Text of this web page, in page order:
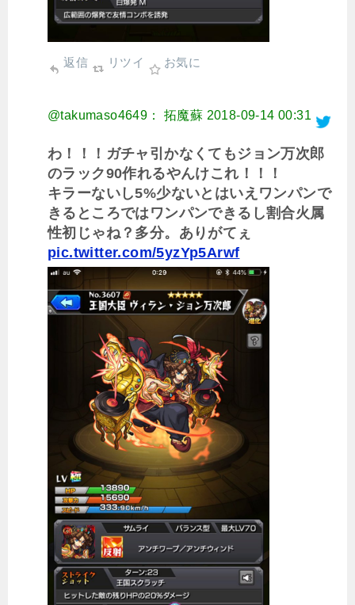
返信 リツイ お気に
@takumaso4649： 拓魔蘇 2018-09-14 00:31
わ！！！ガチャ引かなくてもジョン万次郎
のラック90作れるやんけこれ！！！
キラーないし5%少ないとはいえワンパンで
きるところではワンパンできるし割合火属
性初じゃね？多分。ありがてぇ
pic.twitter.com/5yzYp5Arwf